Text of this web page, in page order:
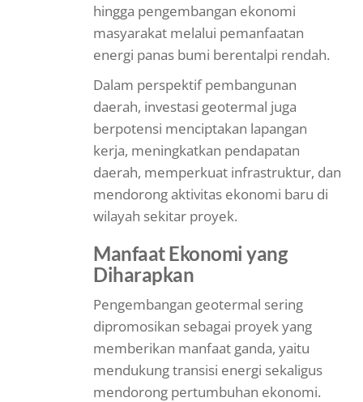
hingga pengembangan ekonomi
masyarakat melalui pemanfaatan
energi panas bumi berentalpi rendah.
Dalam perspektif pembangunan
daerah, investasi geotermal juga
berpotensi menciptakan lapangan
kerja, meningkatkan pendapatan
daerah, memperkuat infrastruktur, dan
mendorong aktivitas ekonomi baru di
wilayah sekitar proyek.
Manfaat Ekonomi yang
Diharapkan
Pengembangan geotermal sering
dipromosikan sebagai proyek yang
memberikan manfaat ganda, yaitu
mendukung transisi energi sekaligus
mendorong pertumbuhan ekonomi.